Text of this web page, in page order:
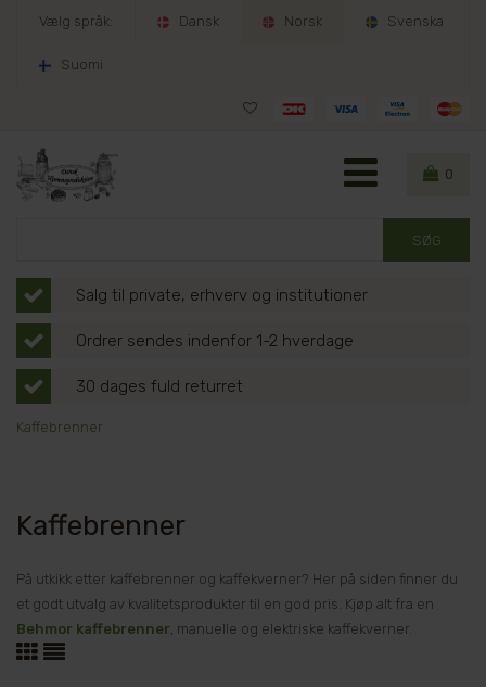
Vælg språk: Dansk Norsk Svenska
Suomi
0
Salg til private, erhverv og institutioner
Ordrer sendes indenfor 1-2 hverdage
30 dages fuld returret
Kaffebrenner
Kaffebrenner
På utkikk etter kaffebrenner og kaffekverner? Her på siden finner du
et godt utvalg av kvalitetsprodukter til en god pris. Kjøp alt fra en
Behmor kaffebrenner, manuelle og elektriske kaffekverner.